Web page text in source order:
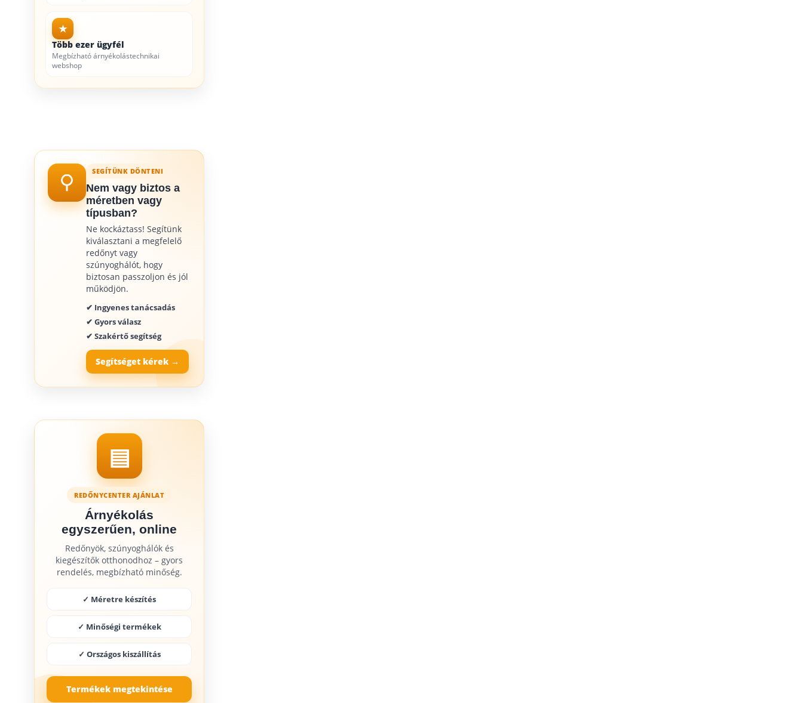
★
Több ezer ügyfél
Megbízható árnyékolástechnikai
webshop
SEGÍTÜNK DÖNTENI
Nem vagy biztos a
méretben vagy
típusban?
Ne kockáztass! Segítünk
kiválasztani a megfelelő
redőnyt vagy
szúnyoghálót, hogy
biztosan passzoljon és jól
működjön.
✔ Ingyenes tanácsadás
✔ Gyors válasz
✔ Szakértő segítség
Segítséget kérek →
▤
REDŐNYCENTER AJÁNLAT
Árnyékolás
egyszerűen, online
Redőnyök, szúnyoghálók és
kiegészítők otthonodhoz – gyors
rendelés, megbízható minőség.
✓ Méretre készítés
✓ Minőségi termékek
✓ Országos kiszállítás
Termékek megtekintése